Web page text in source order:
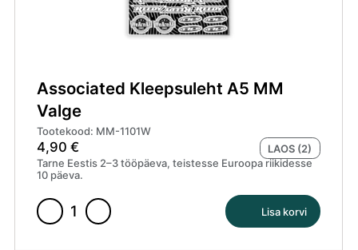
Associated Kleepsuleht A5 MM
Valge
Tootekood: MM-1101W
4,90€
LAOS (2)
Tarne Eestis 2–3 tööpäeva, teistesse Euroopa riikidesse
10 päeva.
Associated
Lisa korvi